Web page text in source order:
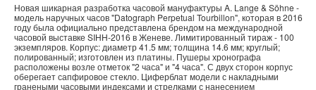
Новая шикарная разработка часовой мануфактуры A. Lange & Söhne -
модель наручных часов "Datograph Perpetual Tourbillon", которая в 2016
году была официально представлена брендом на международной
часовой выставке SIHH-2016 в Женеве. Лимитированный тираж - 100
экземпляров. Корпус: диаметр 41.5 мм; толщина 14.6 мм; круглый;
полированный; изготовлен из платины. Пушеры хронографа
расположены возле отметок "2 часа" и "4 часа". С двух сторон корпус
оберегает сапфировое стекло. Циферблат модели с накладными
гранеными часовыми индексами и стрелками с нанесением